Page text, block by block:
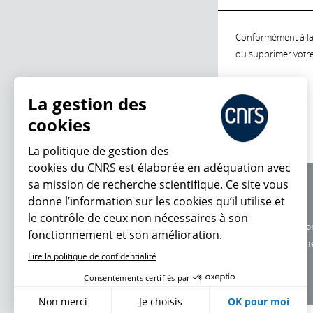
Conformément à
ou supprimer
Charte
Données
La gestion des
cookies
La politique de gestion des
cookies du CNRS est élaborée en adéquation avec
sa mission de recherche scientifique. Ce site vous
donne l’information sur les cookies qu’il utilise et
le contrôle de ceux non nécessaires à son
fonctionnement et son amélioration.
Lire la politique de confidentialité
Consentements certifiés par
Non merci Je choisis OK pour moi